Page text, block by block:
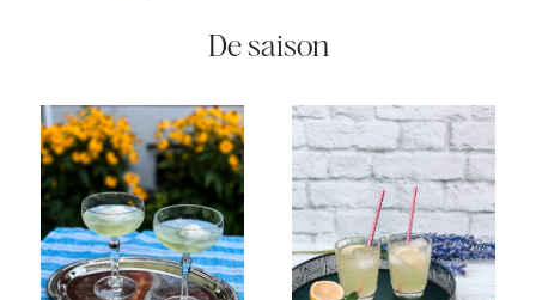
De saison